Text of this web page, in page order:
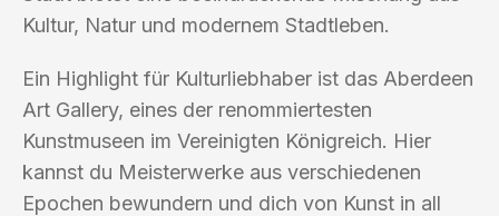
Kultur, Natur und modernem Stadtleben.
Ein Highlight für Kulturliebhaber ist das Aberdeen
Art Gallery, eines der renommiertesten
Kunstmuseen im Vereinigten Königreich. Hier
kannst du Meisterwerke aus verschiedenen
Epochen bewundern und dich von Kunst in all